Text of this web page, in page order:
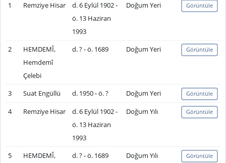
1
Remziye Hisar
d. 6 Eylül 1902 -
ö. 13 Haziran
1993
Doğum Yeri Görüntüle
2
HEMDEMÎ,
Hemdemî
Çelebi
d. ? - ö. 1689 Doğum Yeri Görüntüle
3 Suat Engüllü d. 1950 - ö. ? Doğum Yeri Görüntüle
4 Remziye Hisar
d. 6 Eylül 1902 -
ö. 13 Haziran
1993
Doğum Yılı Görüntüle
5
HEMDEMÎ,
d. ? - ö. 1689 Doğum Yılı Görüntüle